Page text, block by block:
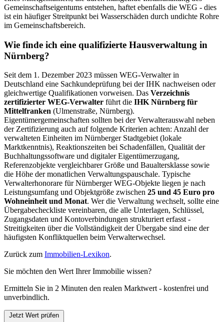
Gemeinschaftseigentums entstehen, haftet ebenfalls die WEG - dies
ist ein häufiger Streitpunkt bei Wasserschäden durch undichte Rohre
im Gemeinschaftsbereich.
Wie finde ich eine qualifizierte Hausverwaltung in
Nürnberg?
Seit dem 1. Dezember 2023 müssen WEG-Verwalter in
Deutschland eine Sachkundeprüfung bei der IHK nachweisen oder
gleichwertige Qualifikationen vorweisen. Das Verzeichnis
zertifizierter WEG-Verwalter führt die IHK Nürnberg für
Mittelfranken (Ulmenstraße, Nürnberg).
Eigentümergemeinschaften sollten bei der Verwalterauswahl neben
der Zertifizierung auch auf folgende Kriterien achten: Anzahl der
verwalteten Einheiten im Nürnberger Stadtgebiet (lokale
Marktkenntnis), Reaktionszeiten bei Schadenfällen, Qualität der
Buchhaltungssoftware und digitaler Eigentümerzugang,
Referenzobjekte vergleichbarer Größe und Baualtersklasse sowie
die Höhe der monatlichen Verwaltungspauschale. Typische
Verwalterhonorare für Nürnberger WEG-Objekte liegen je nach
Leistungsumfang und Objektgröße zwischen 25 und 45 Euro pro
Wohneinheit und Monat. Wer die Verwaltung wechselt, sollte eine
Übergabecheckliste vereinbaren, die alle Unterlagen, Schlüssel,
Zugangsdaten und Kontoverbindungen strukturiert erfasst -
Streitigkeiten über die Vollständigkeit der Übergabe sind eine der
häufigsten Konfliktquellen beim Verwalterwechsel.
Zurück zum Immobilien-Lexikon.
Sie möchten den Wert Ihrer Immobilie wissen?
Ermitteln Sie in 2 Minuten den realen Marktwert - kostenfrei und
unverbindlich.